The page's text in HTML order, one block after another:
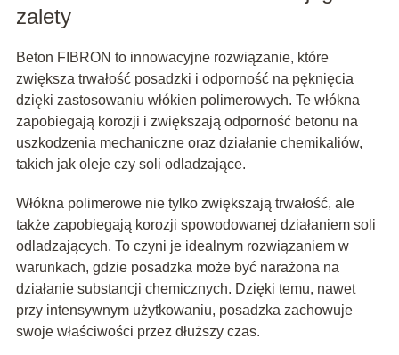
zalety
Beton FIBRON to innowacyjne rozwiązanie, które
zwiększa trwałość posadzki i odporność na pęknięcia
dzięki zastosowaniu włókien polimerowych. Te włókna
zapobiegają korozji i zwiększają odporność betonu na
uszkodzenia mechaniczne oraz działanie chemikaliów,
takich jak oleje czy soli odladzające.
Włókna polimerowe nie tylko zwiększają trwałość, ale
także zapobiegają korozji spowodowanej działaniem soli
odladzających. To czyni je idealnym rozwiązaniem w
warunkach, gdzie posadzka może być narażona na
działanie substancji chemicznych. Dzięki temu, nawet
przy intensywnym użytkowaniu, posadzka zachowuje
swoje właściwości przez dłuższy czas.